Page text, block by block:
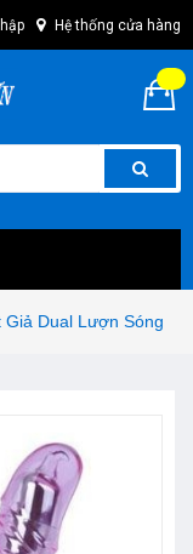
Hệ thống cửa hàng
Giả Dual Lượn Sóng